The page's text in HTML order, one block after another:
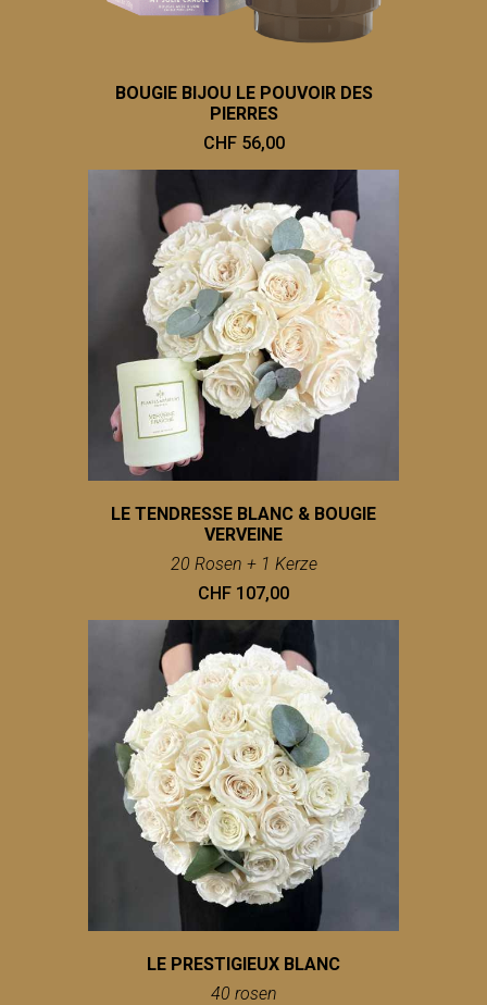
BOUGIE BIJOU LE POUVOIR DES
PIERRES
CHF 56,00
LE TENDRESSE BLANC & BOUGIE
VERVEINE
20 Rosen + 1 Kerze
CHF 107,00
LE PRESTIGIEUX BLANC
40 rosen